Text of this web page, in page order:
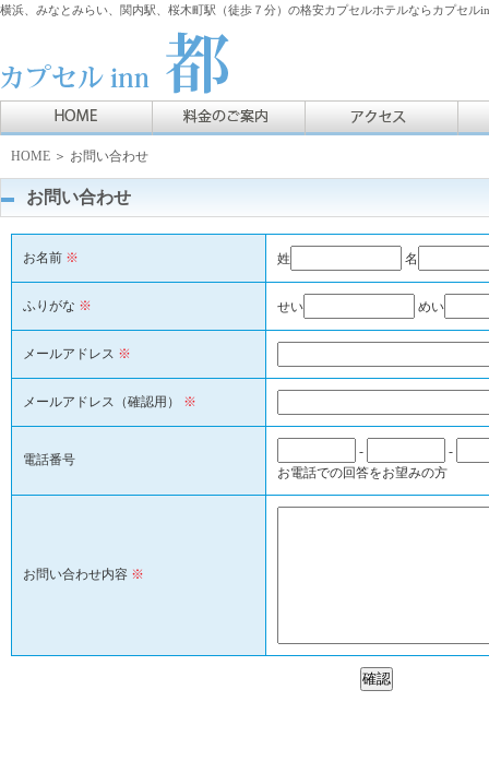
横浜、みなとみらい、関内駅、桜木町駅（徒歩７分）の格安カプセルホテルならカプセル
HOME ＞ お問い合わせ
お問い合わせ
お名前 ※ 姓 名
ふりがな ※ せい めい
メールアドレス ※
メールアドレス（確認用） ※
電話番号
-
-
お電話での回答をお望みの方
お問い合わせ内容 ※